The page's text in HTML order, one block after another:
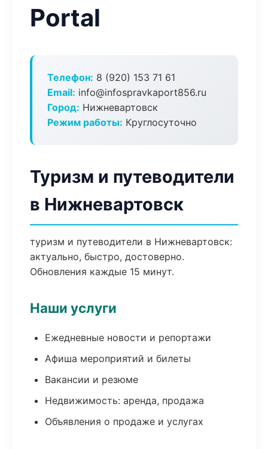
Portal
Телефон: 8 (920) 153 71 61
Email: info@infospravkaport856.ru
Город: Нижневартовск
Режим работы: Круглосуточно
Туризм и путеводители
в Нижневартовск
туризм и путеводители в Нижневартовск:
актуально, быстро, достоверно.
Обновления каждые 15 минут.
Наши услуги
Ежедневные новости и репортажи
Афиша мероприятий и билеты
Вакансии и резюме
Недвижимость: аренда, продажа
Объявления о продаже и услугах